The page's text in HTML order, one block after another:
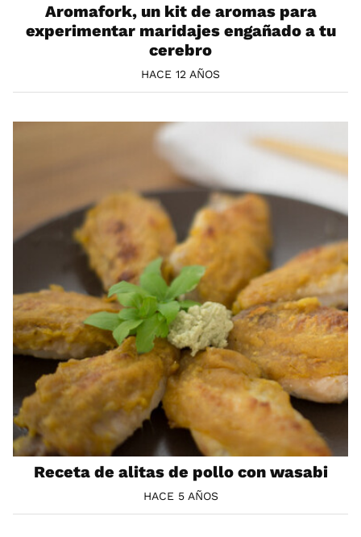
Aromafork, un kit de aromas para
experimentar maridajes engañado a tu
cerebro
HACE 12 AÑOS
Receta de alitas de pollo con wasabi
HACE 5 AÑOS